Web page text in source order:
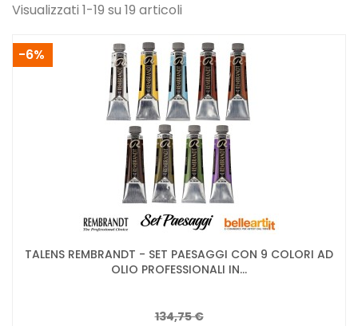
Visualizzati 1-19 su 19 articoli
TALENS REMBRANDT - SET PAESAGGI CON 9 COLORI AD
OLIO PROFESSIONALI IN...
134,75 €
-6%